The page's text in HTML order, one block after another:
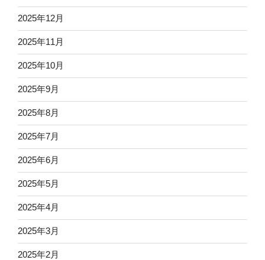
2025年12月
2025年11月
2025年10月
2025年9月
2025年8月
2025年7月
2025年6月
2025年5月
2025年4月
2025年3月
2025年2月